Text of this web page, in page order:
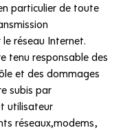
particulier de toute
réseau Internet.
tenu responsable des
et des dommages
subis par
utilisateur
réseaux,modems,